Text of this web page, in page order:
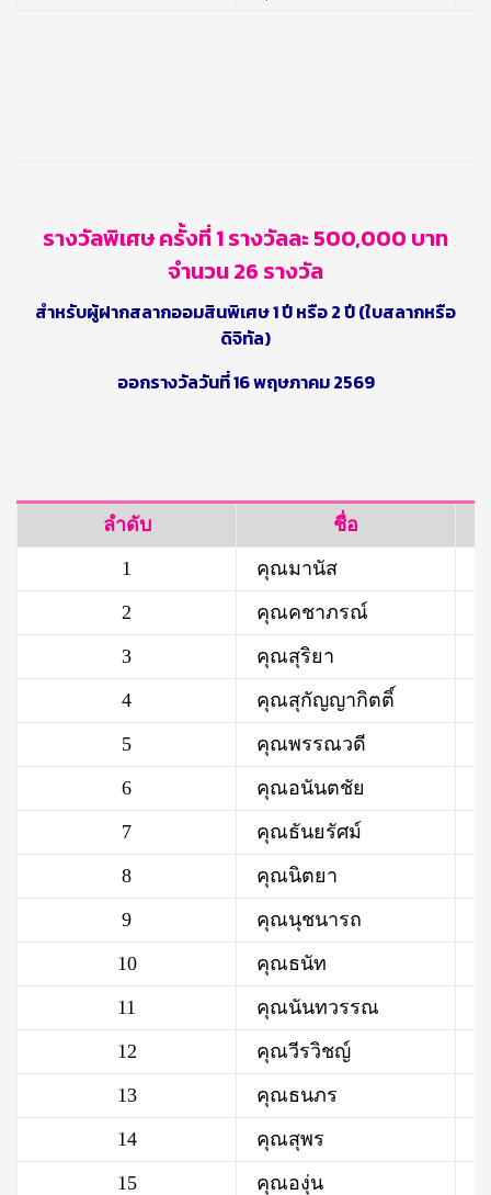
รางวัลพิเศษ ครั้งที่1รางวัลละ 500,000 บาท
จำนวน26 รางวัล
สำหรับผู้ฝากสลากออมสินพิเศษ 1 ปี หรือ 2 ปี (ใบสลากหรือ
ดิจิทัล)
ออกรางวัลวันที่ 16 พฤษภาคม 2569
ลำดับ
ชื่อ
1
คุณมานัส
2
คุณคชาภรณ์
3
คุณสุริยา
4
คุณสุกัญญากิตติ์
5
คุณพรรณวดี
6
คุณอนันตชัย
7
คุณธันยรัศม์
8
คุณนิตยา
9
คุณนุชนารถ
10
คุณธนัท
11
คุณนันทวรรณ
12
คุณวีรวิชญ์
13
คุณธนภร
14
คุณสุพร
15
คุณองุ่น